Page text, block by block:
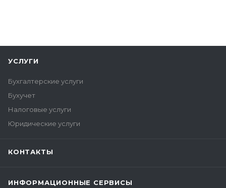
УСЛУГИ
Бухгалтерские услуги
Бухучет
Налоговые услуги
Юридические услуги
КОНТАКТЫ
ИНФОРМАЦИОННЫЕ СЕРВИСЫ